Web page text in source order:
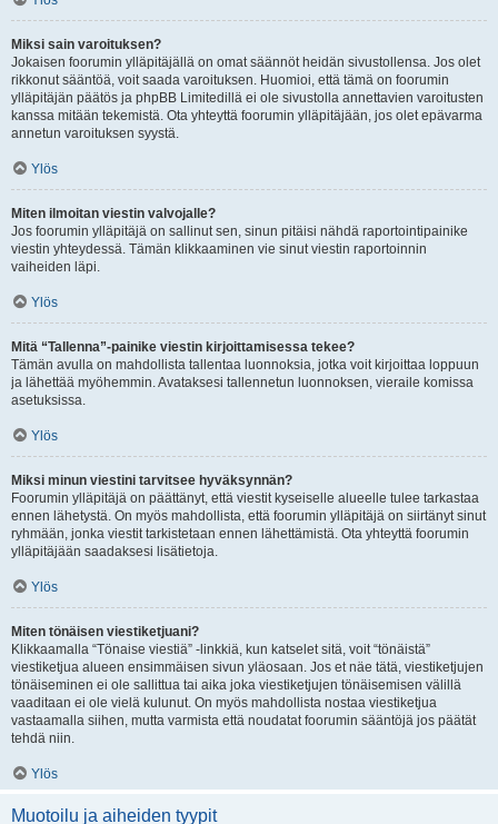
Miksi sain varoituksen?
Jokaisen foorumin ylläpitäjällä on omat säännöt heidän sivustollensa. Jos olet
rikkonut sääntöä, voit saada varoituksen. Huomioi, että tämä on foorumin
ylläpitäjän päätös ja phpBB Limitedillä ei ole sivustolla annettavien varoitusten
kanssa mitään tekemistä. Ota yhteyttä foorumin ylläpitäjään, jos olet epävarma
annetun varoituksen syystä.
Ylös
Miten ilmoitan viestin valvojalle?
Jos foorumin ylläpitäjä on sallinut sen, sinun pitäisi nähdä raportointipainike
viestin yhteydessä. Tämän klikkaaminen vie sinut viestin raportoinnin
vaiheiden läpi.
Ylös
Mitä “Tallenna”-painike viestin kirjoittamisessa tekee?
Tämän avulla on mahdollista tallentaa luonnoksia, jotka voit kirjoittaa loppuun
ja lähettää myöhemmin. Avataksesi tallennetun luonnoksen, vieraile komissa
asetuksissa.
Ylös
Miksi minun viestini tarvitsee hyväksynnän?
Foorumin ylläpitäjä on päättänyt, että viestit kyseiselle alueelle tulee tarkastaa
ennen lähetystä. On myös mahdollista, että foorumin ylläpitäjä on siirtänyt sinut
ryhmään, jonka viestit tarkistetaan ennen lähettämistä. Ota yhteyttä foorumin
ylläpitäjään saadaksesi lisätietoja.
Ylös
Miten tönäisen viestiketjuani?
Klikkaamalla “Tönaise viestiä” -linkkiä, kun katselet sitä, voit “tönäistä”
viestiketjua alueen ensimmäisen sivun yläosaan. Jos et näe tätä, viestiketjujen
tönäiseminen ei ole sallittua tai aika joka viestiketjujen tönäisemisen välillä
vaaditaan ei ole vielä kulunut. On myös mahdollista nostaa viestiketjua
vastaamalla siihen, mutta varmista että noudatat foorumin sääntöjä jos päätät
tehdä niin.
Ylös
Muotoilu ja aiheiden tyypit